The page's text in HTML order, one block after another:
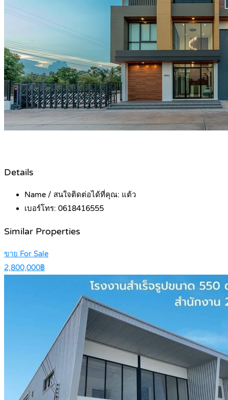
Details
Name / สนใจติดต่อได้ที่คุณ: แต้ว
เบอร์โทร: 0618416555
Similar Properties
ขาย For Sale
2,800,000฿